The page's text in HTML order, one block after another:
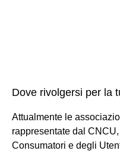
Dove rivolgersi per la
Attualmente le
rappresentate dal
Consumatori e degli